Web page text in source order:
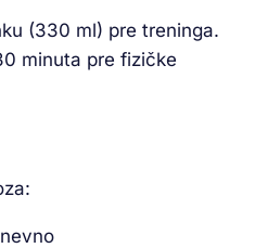
(330 ml) pre treninga.
minuta pre fizičke